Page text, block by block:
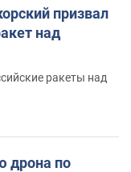
призвал
над
ракеты над
дрона по